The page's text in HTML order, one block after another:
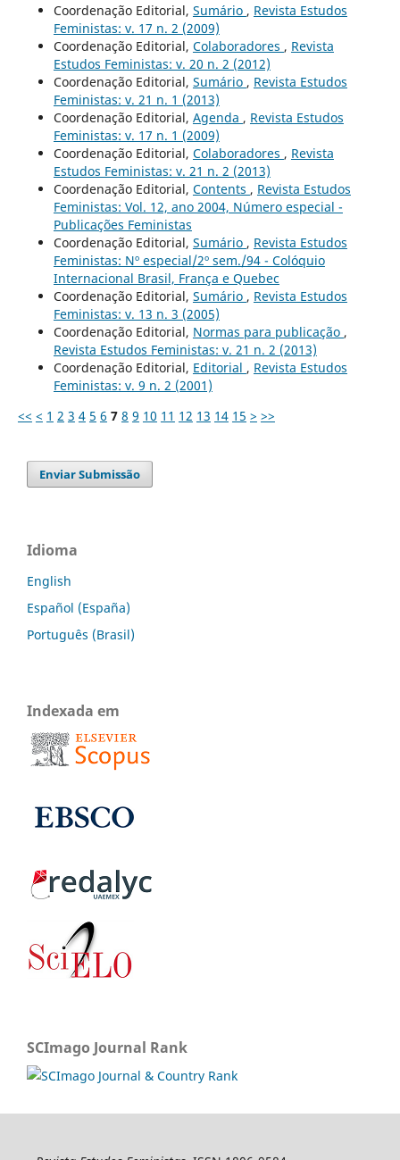
Coordenação Editorial, Sumário , Revista Estudos
Feministas: v. 17 n. 2 (2009)
Coordenação Editorial, Colaboradores , Revista
Estudos Feministas: v. 20 n. 2 (2012)
Coordenação Editorial, Sumário , Revista Estudos
Feministas: v. 21 n. 1 (2013)
Coordenação Editorial, Agenda , Revista Estudos
Feministas: v. 17 n. 1 (2009)
Coordenação Editorial, Colaboradores , Revista
Estudos Feministas: v. 21 n. 2 (2013)
Coordenação Editorial, Contents , Revista Estudos
Feministas: Vol. 12, ano 2004, Número especial -
Publicações Feministas
Coordenação Editorial, Sumário , Revista Estudos
Feministas: Nº especial/2º sem./94 - Colóquio
Internacional Brasil, França e Quebec
Coordenação Editorial, Sumário , Revista Estudos
Feministas: v. 13 n. 3 (2005)
Coordenação Editorial, Normas para publicação ,
Revista Estudos Feministas: v. 21 n. 2 (2013)
Coordenação Editorial, Editorial , Revista Estudos
Feministas: v. 9 n. 2 (2001)
<< < 1 2 3 4 5 6 7 8 9 10 11 12 13 14 15 > >>
Enviar Submissão
Idioma
English
Español (España)
Português (Brasil)
Indexada em
SCImago Journal Rank